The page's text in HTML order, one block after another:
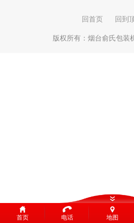
回首页 回到
版权所有： 烟台俞氏包装
首页 电话 地图